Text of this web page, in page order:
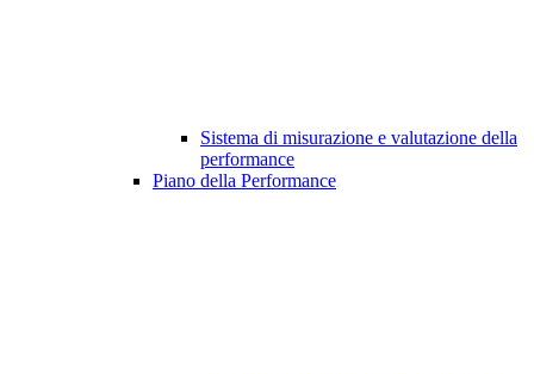
Sistema di misurazione e valutazione della
performance
Piano della Performance